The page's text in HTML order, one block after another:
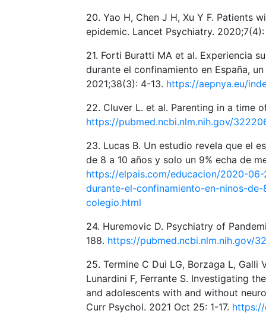
20. Yao H, Chen J H, Xu Y F. Patients
epidemic. Lancet Psychiatry.
21. Forti Buratti MA et al. Experiencia
durante el confinamiento en España,
2021;38(3): 4-13. https://aepnya.eu/
22. Cluver L. et al. Parenting in a time
https://pubmed.ncbi.nlm.nih.gov/
23. Lucas B. Un estudio revela que el
de 8 a 10 años y solo un 9% echa de
https://elpais.com/educacion/2020-
durante-el-confinamiento-en-ninos-
colegio.html
24. Huremovic D. Psychiatry of
188. https://pubmed.ncbi.nlm.nih.gov/
25. Termine C Dui LG, Borzaga L, Galli
Lunardini F, Ferrante S. Investigating
and adolescents with and without
Curr Psychol. 2021 Oct 25: 1-17. https://